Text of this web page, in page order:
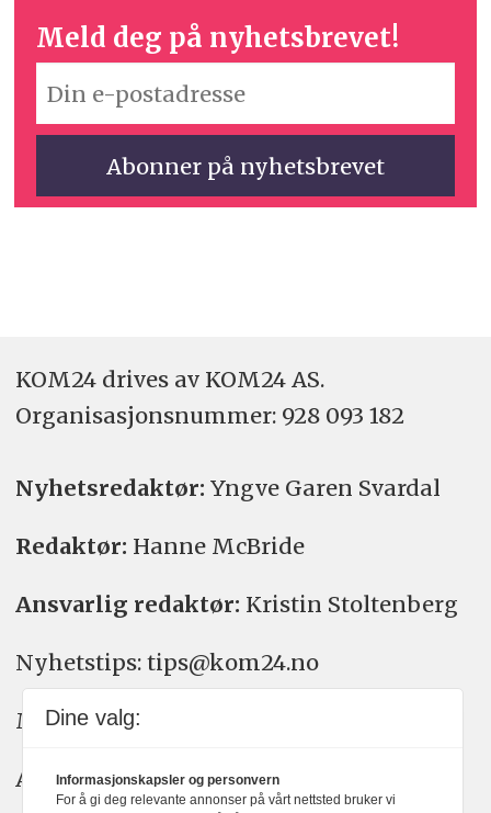
Meld deg på nyhetsbrevet!
KOM24 drives av KOM24 AS.
Organisasjons­nummer: 928 093 182
Nyhetsredaktør: Yngve Garen Svardal
Redaktør: Hanne McBride
Ansvarlig redaktør: Kristin Stoltenberg
Nyhetstips: tips@kom24.no
Meninger: meninger@kom24.no
Annonse: annonse@watchmedia.no
Dine valg:
Informasjonskapsler og personvern
For å gi deg relevante annonser på vårt nettsted bruker vi